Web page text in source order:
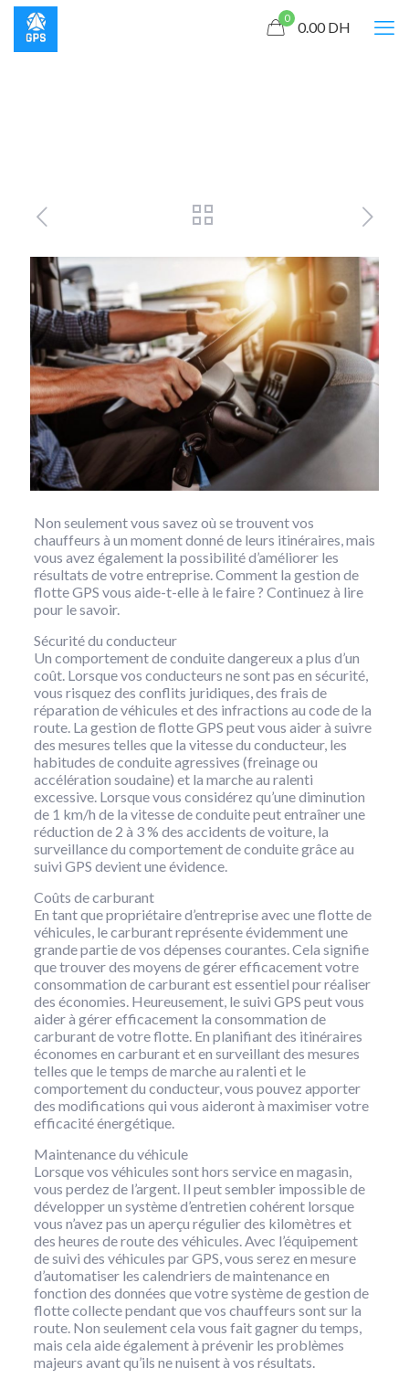
0
0.00DH
Non seulement vous savez où se trouvent vos
chauffeurs à un moment donné de leurs itinéraires, mais
vous avez également la possibilité d’améliorer les
résultats de votre entreprise. Comment la gestion de
flotte GPS vous aide-t-elle à le faire ? Continuez à lire
pour le savoir.
Sécurité du conducteur
Un comportement de conduite dangereux a plus d’un
coût. Lorsque vos conducteurs ne sont pas en sécurité,
vous risquez des conflits juridiques, des frais de
réparation de véhicules et des infractions au code de la
route. La gestion de flotte GPS peut vous aider à suivre
des mesures telles que la vitesse du conducteur, les
habitudes de conduite agressives (freinage ou
accélération soudaine) et la marche au ralenti
excessive. Lorsque vous considérez qu’une diminution
de 1 km/h de la vitesse de conduite peut entraîner une
réduction de 2 à 3 % des accidents de voiture, la
surveillance du comportement de conduite grâce au
suivi GPS devient une évidence.
Coûts de carburant
En tant que propriétaire d’entreprise avec une flotte de
véhicules, le carburant représente évidemment une
grande partie de vos dépenses courantes. Cela signifie
que trouver des moyens de gérer efficacement votre
consommation de carburant est essentiel pour réaliser
des économies. Heureusement, le suivi GPS peut vous
aider à gérer efficacement la consommation de
carburant de votre flotte. En planifiant des itinéraires
économes en carburant et en surveillant des mesures
telles que le temps de marche au ralenti et le
comportement du conducteur, vous pouvez apporter
des modifications qui vous aideront à maximiser votre
efficacité énergétique.
Maintenance du véhicule
Lorsque vos véhicules sont hors service en magasin,
vous perdez de l’argent. Il peut sembler impossible de
développer un système d’entretien cohérent lorsque
vous n’avez pas un aperçu régulier des kilomètres et
des heures de route des véhicules. Avec l’équipement
de suivi des véhicules par GPS, vous serez en mesure
d’automatiser les calendriers de maintenance en
fonction des données que votre système de gestion de
flotte collecte pendant que vos chauffeurs sont sur la
route. Non seulement cela vous fait gagner du temps,
mais cela aide également à prévenir les problèmes
majeurs avant qu’ils ne nuisent à vos résultats.